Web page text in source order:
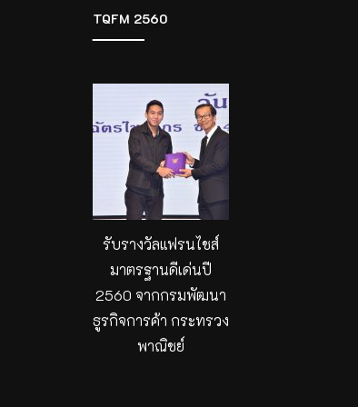
TQFM 2560
รับรางวัลแฟรนไชส์
มาตรฐานดีเด่นปี
2560 จากกรมพัฒนา
ธูรกิจการค้า กระทรวง
พาณิชย์